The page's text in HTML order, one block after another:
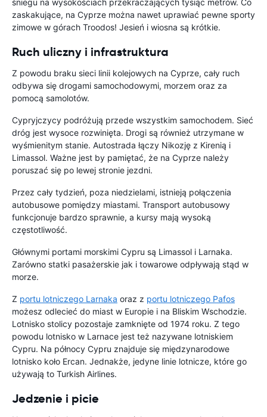
śniegu na wysokościach przekraczających tysiąc metrów. Co
zaskakujące, na Cyprze można nawet uprawiać pewne sporty
zimowe w górach Troodos! Jesień i wiosna są krótkie.
Ruch uliczny i infrastruktura
Z powodu braku sieci linii kolejowych na Cyprze, cały ruch
odbywa się drogami samochodowymi, morzem oraz za
pomocą samolotów.
Cypryjczycy podróżują przede wszystkim samochodem. Sieć
dróg jest wysoce rozwinięta. Drogi są również utrzymane w
wyśmienitym stanie. Autostrada łączy Nikozję z Kirenią i
Limassol. Ważne jest by pamiętać, że na Cyprze należy
poruszać się po lewej stronie jezdni.
Przez cały tydzień, poza niedzielami, istnieją połączenia
autobusowe pomiędzy miastami. Transport autobusowy
funkcjonuje bardzo sprawnie, a kursy mają wysoką
częstotliwość.
Głównymi portami morskimi Cypru są Limassol i Larnaka.
Zarówno statki pasażerskie jak i towarowe odpływają stąd w
morze.
Z portu lotniczego Larnaka oraz z portu lotniczego Pafos
możesz odlecieć do miast w Europie i na Bliskim Wschodzie.
Lotnisko stolicy pozostaje zamknięte od 1974 roku. Z tego
powodu lotnisko w Larnace jest też nazywane lotniskiem
Cypru. Na północy Cypru znajduje się międzynarodowe
lotnisko koło Ercan. Jednakże, jedyne linie lotnicze, które go
używają to Turkish Airlines.
Jedzenie i picie